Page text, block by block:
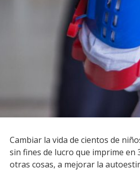
Facebook
Cambiar la vida de cientos de
sin fines de lucro que imprime
otras cosas, a mejorar la